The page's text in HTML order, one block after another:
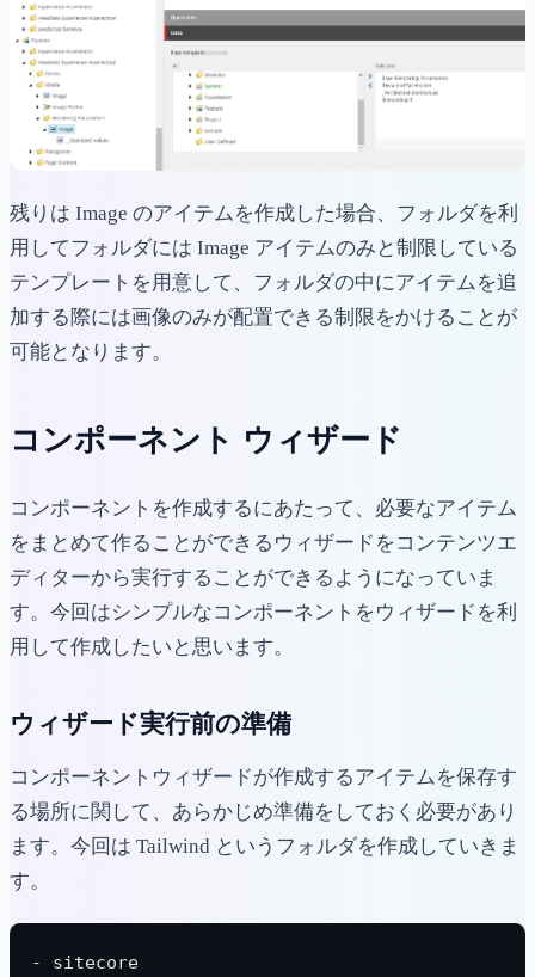
残りは Image のアイテムを作成した場合、フォルダを利
用してフォルダには Image アイテムのみと制限している
テンプレートを用意して、フォルダの中にアイテムを追
加する際には画像のみが配置できる制限をかけることが
可能となります。
コンポーネント ウィザード
コンポーネントを作成するにあたって、必要なアイテム
をまとめて作ることができるウィザードをコンテンツエ
ディターから実行することができるようになっていま
す。今回はシンプルなコンポーネントをウィザードを利
用して作成したいと思います。
ウィザード実行前の準備
コンポーネントウィザードが作成するアイテムを保存す
る場所に関して、あらかじめ準備をしておく必要があり
ます。今回は Tailwind というフォルダを作成していきま
す。
- sitecore